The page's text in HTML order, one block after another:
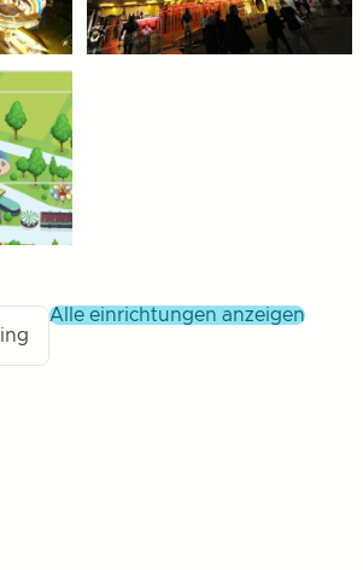
alle einrichtungen anzeigen